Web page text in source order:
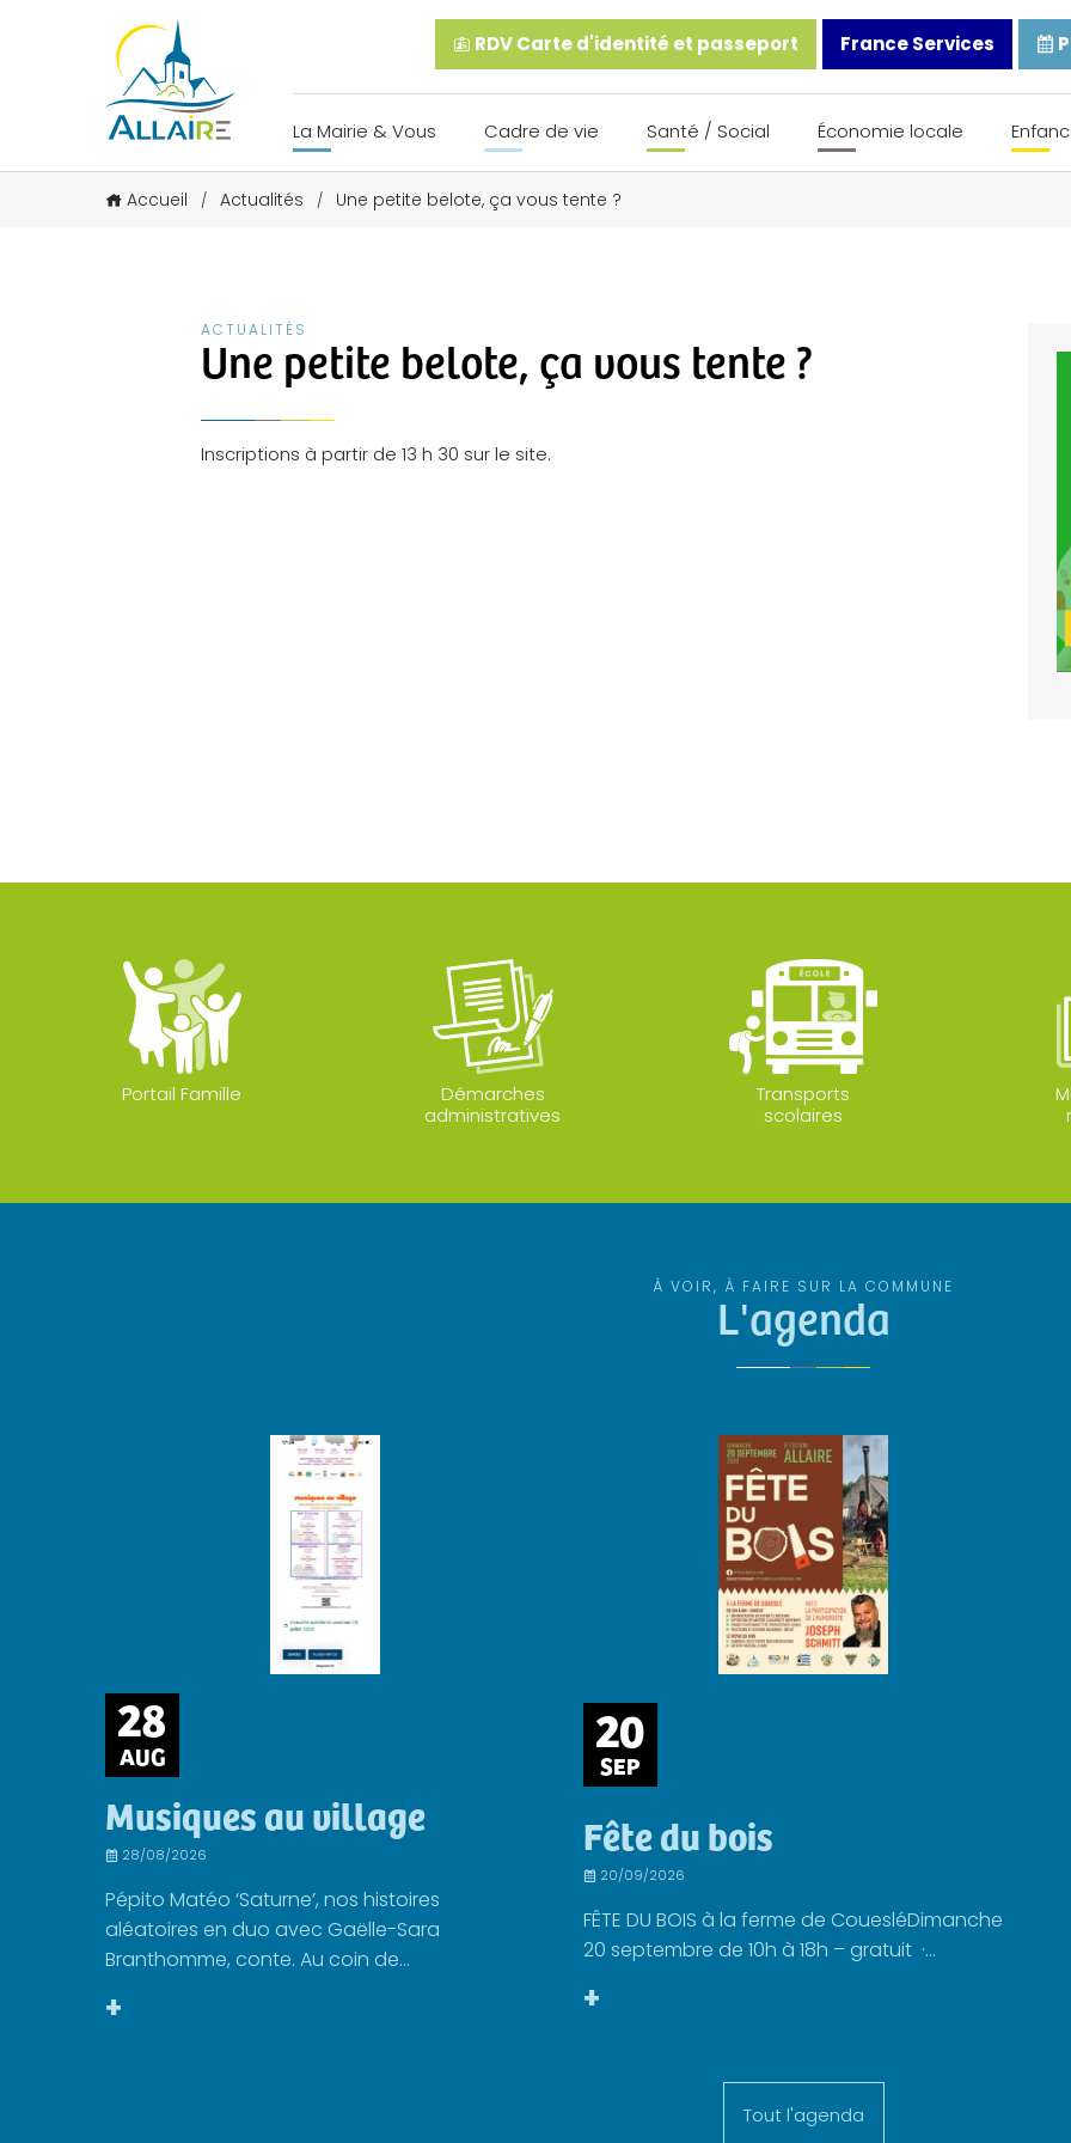
RDV Carte d'identité et passeport France Services
La Mairie & Vous Cadre de vie Santé / Social Économie locale
Accueil / Actualités / Une petite belote, ça vous tente ?
ACTUALITÉS
Une petite belote, ça vous tente ?
Inscriptions à partir de 13 h 30 sur le site.
Portail Famille
Démarches
administratives
Transports
scolaires
À VOIR, À FAIRE SUR LA COMMUNE
L'agenda
28
AUG
Musiques au village
28/08/2026
Pépito Matéo ‘Saturne’, nos histoires
aléatoires en duo avec Gaëlle-Sara
Branthomme, conte. Au coin de...
+
20
SEP
Fête du bois
20/09/2026
FÊTE DU BOIS à la ferme de CouesléDimanche
20 septembre de 10h à 18h – gratuit ·...
+
Tout l'agenda